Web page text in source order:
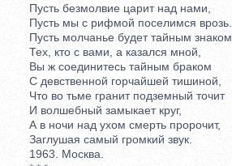
Пусть безмолвие царит над нами,
Пусть мы с рифмой поселимся врозь.
Пусть молчанье будет тайным знаком
Тех, кто с вами, а казался мной,
Вы ж соединитесь тайным браком
С девственной горчайшей тишиной,
Что во тьме гранит подземный точит
И волшебный замыкает круг,
А в ночи над ухом смерть пророчит,
Заглушая самый громкий звук.
1963. Москва.